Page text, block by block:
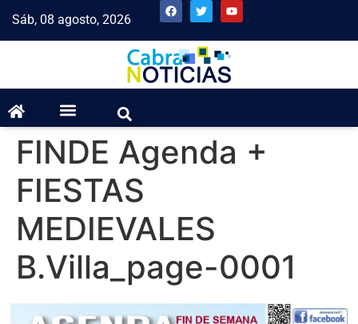
Sáb, 08 agosto, 2026
FINDE Agenda +
FIESTAS
MEDIEVALES
B.Villa_page-0001